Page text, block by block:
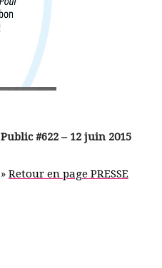
Public #622 – 12 juin 2015
» Retour en page PRESSE